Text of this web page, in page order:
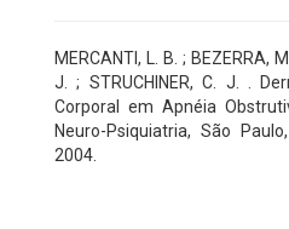
MERCANTI, L. B. ; BEZERRA,
J. ; STRUCHINER, C. J. .
Corporal em Apnéia
Neuro-Psiquiatria, São
2004.